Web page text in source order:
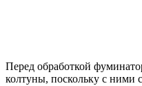
Перед обработкой
колтуны, поскольку с ними